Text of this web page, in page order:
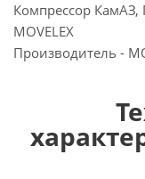
Компрессор КамАЗ,
MOVELEX
Производитель -